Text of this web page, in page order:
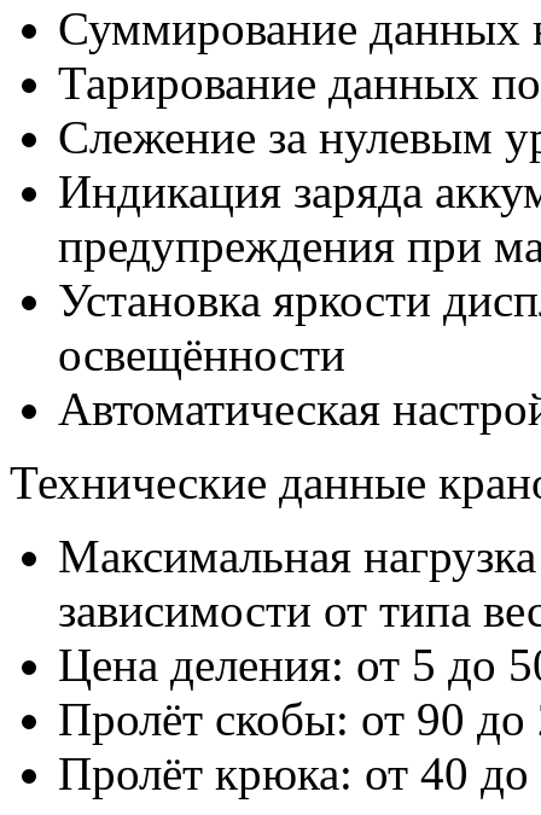
Суммирование данных
Тарирование данных
Слежение за нулевым
Индикация заряда
предупреждения при
Установка яркости
освещённости
Автоматическая
Технические данные
Максимальная
зависимости от типа
Цена деления: от 5 до
Пролёт скобы: от 90
Пролёт крюка: от 40